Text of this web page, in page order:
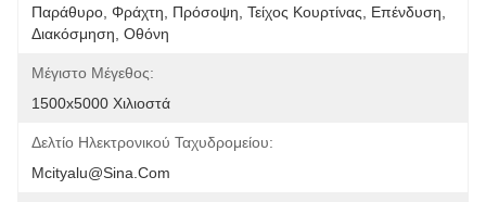
Παράθυρο, Φράχτη, Πρόσοψη, Τείχος Κουρτίνας, Επένδυση,
Διακόσμηση, Οθόνη
Μέγιστο Μέγεθος:
1500x5000 Χιλιοστά
Δελτίο Ηλεκτρονικού Ταχυδρομείου:
Mcityalu@sina.com